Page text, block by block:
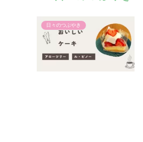
日々のつぶやき